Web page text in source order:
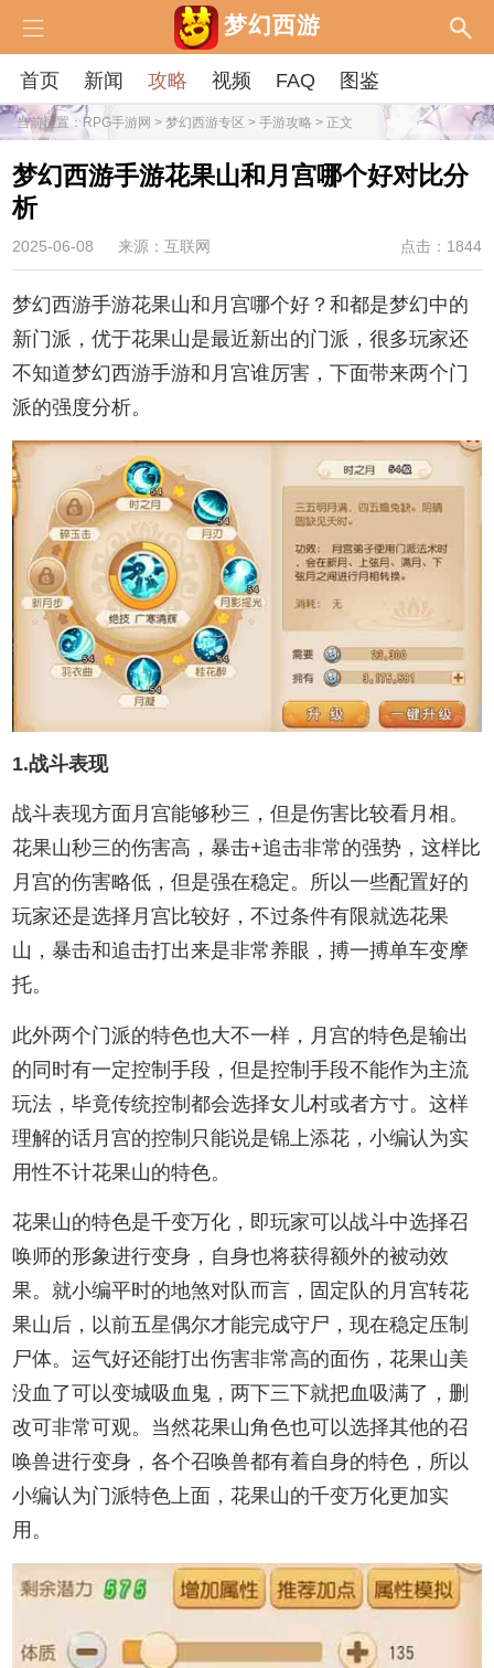
梦幻西游
首页 新闻 攻略 视频 FAQ 图鉴
当前位置：RPG手游网 > 梦幻西游专区 > 手游攻略 > 正文
梦幻西游手游花果山和月宫哪个好对比分
析
2025-06-08 来源：互联网 点击：1844
梦幻西游手游花果山和月宫哪个好？和都是梦幻中的
新门派，优于花果山是最近新出的门派，很多玩家还
不知道梦幻西游手游和月宫谁厉害，下面带来两个门
派的强度分析。
1.战斗表现
战斗表现方面月宫能够秒三，但是伤害比较看月相。
花果山秒三的伤害高，暴击+追击非常的强势，这样比
月宫的伤害略低，但是强在稳定。所以一些配置好的
玩家还是选择月宫比较好，不过条件有限就选花果
山，暴击和追击打出来是非常养眼，搏一搏单车变摩
托。
此外两个门派的特色也大不一样，月宫的特色是输出
的同时有一定控制手段，但是控制手段不能作为主流
玩法，毕竟传统控制都会选择女儿村或者方寸。这样
理解的话月宫的控制只能说是锦上添花，小编认为实
用性不计花果山的特色。
花果山的特色是千变万化，即玩家可以战斗中选择召
唤师的形象进行变身，自身也将获得额外的被动效
果。就小编平时的地煞对队而言，固定队的月宫转花
果山后，以前五星偶尔才能完成守尸，现在稳定压制
尸体。运气好还能打出伤害非常高的面伤，花果山美
没血了可以变城吸血鬼，两下三下就把血吸满了，删
改可非常可观。当然花果山角色也可以选择其他的召
唤兽进行变身，各个召唤兽都有着自身的特色，所以
小编认为门派特色上面，花果山的千变万化更加实
用。